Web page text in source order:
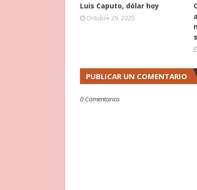
Luis Caputo, dólar hoy
Octubre 29, 2025
PUBLICAR UN COMENTARIO
0 Comentarios